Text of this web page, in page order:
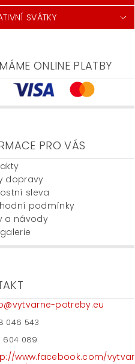
SVÁTKY
ONLINE PLATBY
PRO VÁS
dopravy
sleva
podmínky
a návody
@vytvarne-potreby.eu
046 543
604 089
www.facebook.com/vytvar